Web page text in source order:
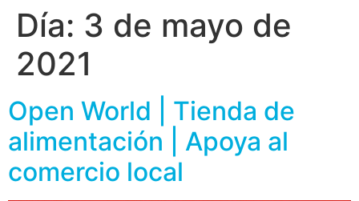
Día: 3 de mayo de
2021
Open World | Tienda de
alimentación | Apoya al
comercio local